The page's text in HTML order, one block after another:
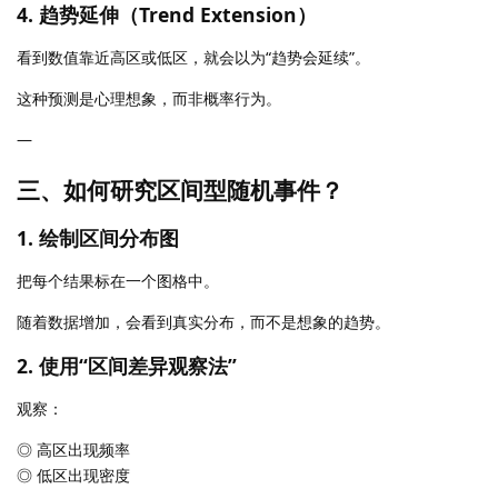
4. 趋势延伸（Trend Extension）
看到数值靠近高区或低区，就会以为“趋势会延续”。
这种预测是心理想象，而非概率行为。
—
三、如何研究区间型随机事件？
1. 绘制区间分布图
把每个结果标在一个图格中。
随着数据增加，会看到真实分布，而不是想象的趋势。
2. 使用“区间差异观察法”
观察：
◎ 高区出现频率
◎ 低区出现密度